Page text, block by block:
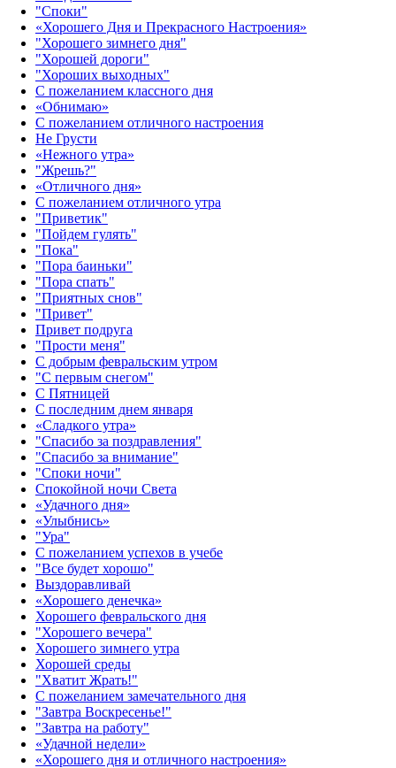
"Споки"
«Хорошего Дня и Прекрасного Настроения»
"Хорошего зимнего дня"
"Хорошей дороги"
"Хороших выходных"
С пожеланием классного дня
«Обнимаю»
С пожеланием отличного настроения
Не Грусти
«Нежного утра»‎
"Жрешь?"
«Отличного дня»‎
С пожеланием отличного утра
"Приветик"
"Пойдем гулять"
"Пока"
"Пора баиньки"
"Пора спать"
"Приятных снов"
"Привет"
Привет подруга
"Прости меня"
С добрым февральским утром
"С первым снегом"
С Пятницей
С последним днем января
«Сладкого утра»‎
"Спасибо за поздравления"
"Спасибо за внимание"
"Споки ночи"
Спокойной ночи Света
«Удачного дня»‎
«Улыбнись»‎
"Ура"
С пожеланием успехов в учебе
"Все будет хорошо"
Выздоравливай
«‎Хорошего денечка»‎
Хорошего февральского дня
"Хорошего вечера"
Хорошего зимнего утра
Хорошей среды
"Хватит Жрать!"
С пожеланием замечательного дня
"Завтра Воскресенье!"
"Завтра на работу"
«Удачной недели»‎
«Хорошего дня и отличного настроения»‎